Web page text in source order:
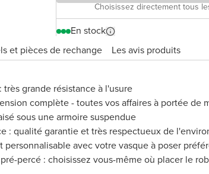
Choisissez directement tous
En stock
et pièces de rechange
Les avis produits
très grande résistance à l'usure
complète - toutes vos affaires à portée de
sous une armoire suspendue
: qualité garantie et très respectueux de
personnalisable avec votre vasque à poser
percé : choisissez vous-même où placer le